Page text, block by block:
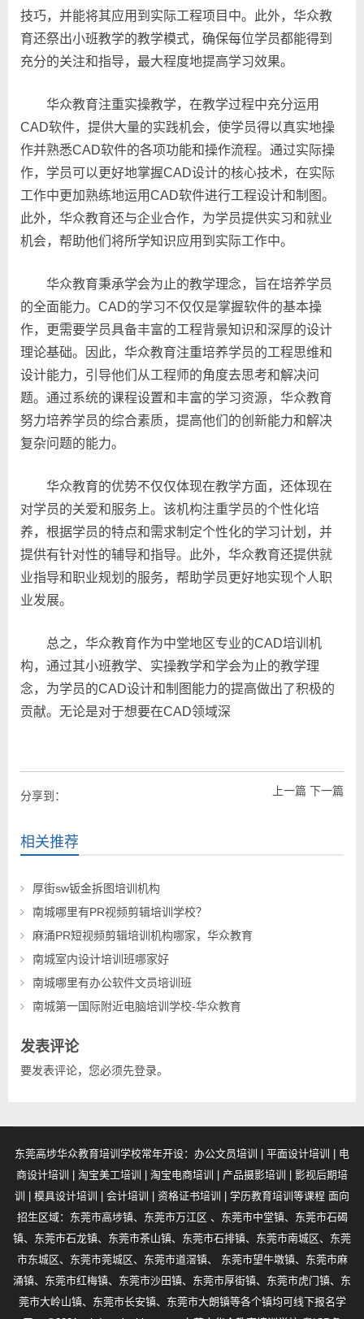
技巧，并能将其应用到实际工程项目中。此外，华众教
育还祭出小班教学的教学模式，确保每位学员都能得到
充分的关注和指导，最大程度地提高学习效果。
华众教育注重实操教学，在教学过程中充分运用
CAD软件，提供大量的实践机会，使学员得以真实地操
作并熟悉CAD软件的各项功能和操作流程。通过实际操
作，学员可以更好地掌握CAD设计的核心技术，在实际
工作中更加熟练地运用CAD软件进行工程设计和制图。
此外，华众教育还与企业合作，为学员提供实习和就业
机会，帮助他们将所学知识应用到实际工作中。
华众教育秉承学会为止的教学理念，旨在培养学员
的全面能力。CAD的学习不仅仅是掌握软件的基本操
作，更需要学员具备丰富的工程背景知识和深厚的设计
理论基础。因此，华众教育注重培养学员的工程思维和
设计能力，引导他们从工程师的角度去思考和解决问
题。通过系统的课程设置和丰富的学习资源，华众教育
努力培养学员的综合素质，提高他们的创新能力和解决
复杂问题的能力。
华众教育的优势不仅仅体现在教学方面，还体现在
对学员的关爱和服务上。该机构注重学员的个性化培
养，根据学员的特点和需求制定个性化的学习计划，并
提供有针对性的辅导和指导。此外，华众教育还提供就
业指导和职业规划的服务，帮助学员更好地实现个人职
业发展。
总之，华众教育作为中堂地区专业的CAD培训机
构，通过其小班教学、实操教学和学会为止的教学理
念，为学员的CAD设计和制图能力的提高做出了积极的
贡献。无论是对于想要在CAD领域深
上一篇 下一篇
分享到：
相关推荐
厚街sw钣金拆图培训机构
南城哪里有PR视频剪辑培训学校？
麻涌PR短视频剪辑培训机构哪家，华众教育
南城室内设计培训班哪家好
南城哪里有办公软件文员培训班
南城第一国际附近电脑培训学校-华众教育
发表评论
要发表评论，您必须先登录。
东莞高埗华众教育培训学校常年开设：办公文员培训 | 平面设计培训 | 电
商设计培训 | 淘宝美工培训 | 淘宝电商培训 | 产品摄影培训 | 影视后期培
训 | 模具设计培训 | 会计培训 | 资格证书培训 | 学历教育培训等课程 面向
招生区域：东莞市高埗镇、东莞市万江区 、东莞市中堂镇、东莞市石碣
镇、东莞市石龙镇、东莞市茶山镇、东莞市石排镇、东莞市南城区、东莞
市东城区、东莞市莞城区、东莞市道滘镇、 东莞市望牛墩镇、东莞市麻
涌镇、东莞市红梅镇、东莞市沙田镇、东莞市厚街镇、东莞市虎门镇、东
莞市大岭山镇、东莞市长安镇、东莞市大朗镇等各个镇均可线下报名学